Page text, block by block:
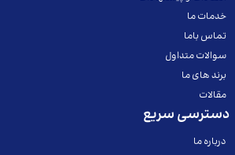
خدمات ما
تماس باما
سوالات متداول
برند های ما
مقالات
دسترسی سریع
درباره ما